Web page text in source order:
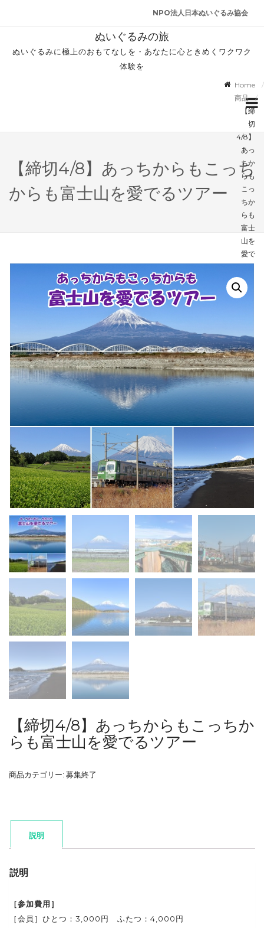
NPO法人日本ぬいぐるみ協会
ぬいぐるみの旅
ぬいぐるみに極上のおもてなしを・あなたに心ときめくワクワク
体験を
【締切4/8】あっちからもこっち
からも富士山を愛でるツアー
Home
商品
【締
切
4/8】
あっ
ちか
らも
こっ
ちか
らも
富士
山を
愛で
るツ
アー
【締切4/8】あっちからもこっちか
らも富士山を愛でるツアー
商品カテゴリー: 募集終了
説明
説明
［参加費用］
［会員］ひとつ：3,000円 ふたつ：4,000円